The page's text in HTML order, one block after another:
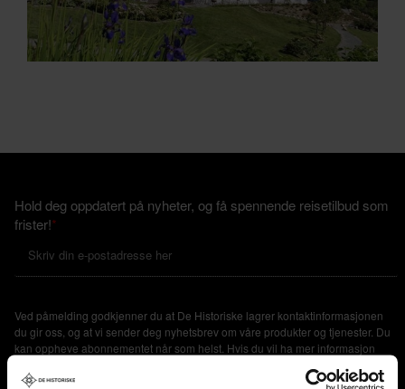
Hold deg oppdatert på nyheter, og få spennende reisetilbud som
frister!*
Ved påmelding godkjenner du at De Historiske lagrer kontaktinformasjonen
du gir oss, og at vi sender deg nyhetsbrev om våre produkter og tjenester. Du
kan oppheve abonnementet når som helst. Hvis du vil ha mer informasjon
personvern, kan du se våre retningslinjer